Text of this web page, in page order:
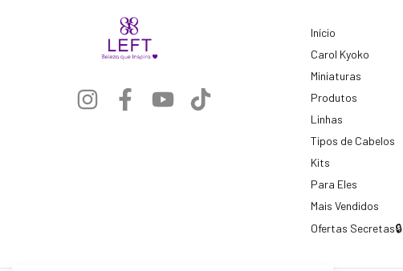
Início
Carol Kyoko
Miniaturas
Produtos
Linhas
Tipos de Cabelos
Kits
Para Eles
Mais Vendidos
Ofertas Secretas🔒